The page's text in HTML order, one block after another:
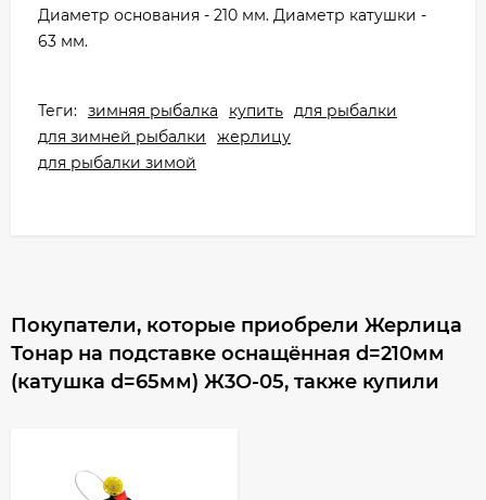
Диаметр основания - 210 мм. Диаметр катушки -
63 мм.
Теги: зимняя рыбалка купить для рыбалки
для зимней рыбалки
жерлицу
для рыбалки зимой
Покупатели, которые приобрели Жерлица
Тонар на подставке оснащённая d=210мм
(катушка d=65мм) Ж3О-05, также купили